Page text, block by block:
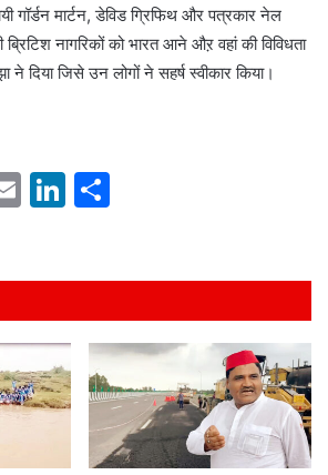
गॉर्डन मार्टन, डेविड ग्रिफिथ और पत्रकार नेल
नागरिकों को भारत आने औऱ वहां की विविधता
दिया जिसे उन लोगों ने सहर्ष स्वीकार किया।
E
l
Li
e
dI
n
e